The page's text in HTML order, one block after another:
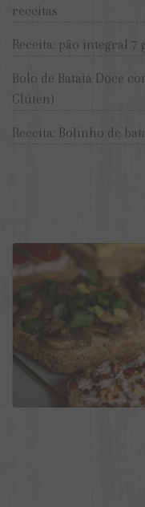
receitas
Receita: pão integral 7
Bolo de Batata Doce
Glúten)
Receita: Bolinho de